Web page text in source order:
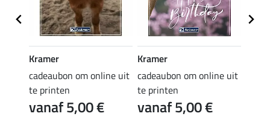
Kramer
cadeaubon om online uit
te printen
vanaf 5,00 €
Kramer
cadeaubon om online uit
te printen
vanaf 5,00 €